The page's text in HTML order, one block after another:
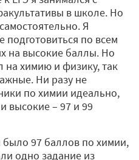
в школе. Но
Я
подготовиться по всем
на высокие баллы. Но
на химию и физику, так
Ни разу не
по химии идеально,
высокие – 97 и 99
было 97 баллов по химии,
одно задание из